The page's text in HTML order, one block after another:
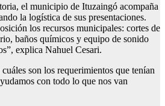
el municipio de Ituzaingó acompaña
la logística de sus presentaciones.
los recursos municipales: cortes de
baños químicos y equipo de sonido
explica Nahuel Cesari.
son los requerimientos que tenían
con todo lo que nos van